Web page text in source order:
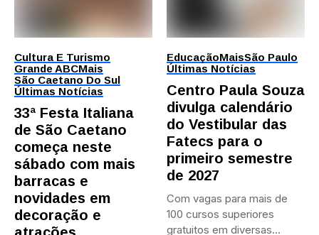
Cultura E Turismo
Grande ABCMais
São Caetano Do Sul
Últimas Notícias
33ª Festa Italiana
de São Caetano
começa neste
sábado com mais
barracas e
novidades em
decoração e
EducaçãoMaisSão Paulo
Últimas Notícias
Centro Paula Souza
divulga calendário
do Vestibular das
Fatecs para o
primeiro semestre
de 2027
Com vagas para mais de
100 cursos superiores
gratuitos em diversas